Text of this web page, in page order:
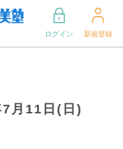
ログイン 新規登録
月11日(日)